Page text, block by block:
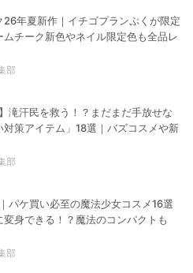
26年夏新作｜イチゴプランぷくが限定
ムチーク新色やネイル限定色も全品レ
部
滝汗民を救う！？まだまだ手放せな
対策アイテム」18選｜バズコスメや新
部
パケ買い必至の魔法少女コスメ16選
身できる！？魔法のコンパクトも
部